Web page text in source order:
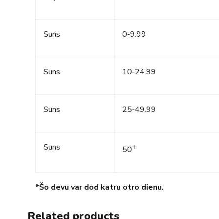
Suns 0-9.99
Suns 10-24.99
Suns 25-49.99
Suns 50+
*Šo devu var dod katru otro dienu.
Related products